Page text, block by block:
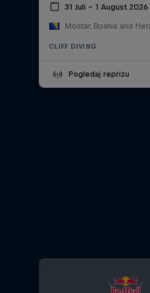
31 Juli – 1 August 2026
Mostar, Bosnia and
CLIFF DIVING
Pogledaj reprizu